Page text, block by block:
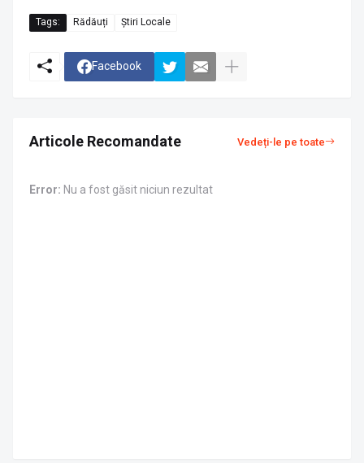
Tags: Rădăuți Știri Locale
Facebook
Articole Recomandate Vedeți-le pe toate
Error: Nu a fost găsit niciun rezultat